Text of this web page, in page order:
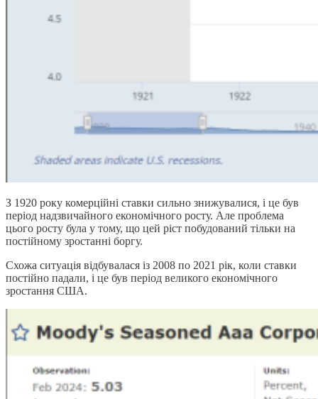
З 1920 року комерційні ставки сильно знижувалися, і це був
період надзвичайного економічного росту. Але проблема
цього росту була у тому, що цей ріст побудований тільки на
постійному зростанні боргу.
Схожа ситуація відбувалася із 2008 по 2021 рік, коли ставки
постійно падали, і це був період великого економічного
зростання США.